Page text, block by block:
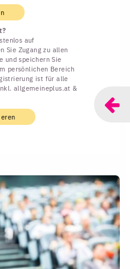
auf
Sie Zugang zu allen
und speichern Sie
persönlichen Bereich
ist für alle
allgemeineplus.at &